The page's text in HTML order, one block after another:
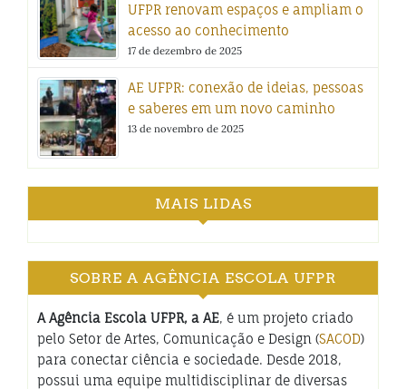
UFPR renovam espaços e ampliam o
acesso ao conhecimento
17 de dezembro de 2025
AE UFPR: conexão de ideias, pessoas
e saberes em um novo caminho
13 de novembro de 2025
MAIS LIDAS
SOBRE A AGÊNCIA ESCOLA UFPR
A Agência Escola UFPR, a AE, é um projeto criado
pelo Setor de Artes, Comunicação e Design (SACOD)
para conectar ciência e sociedade. Desde 2018,
possui uma equipe multidisciplinar de diversas